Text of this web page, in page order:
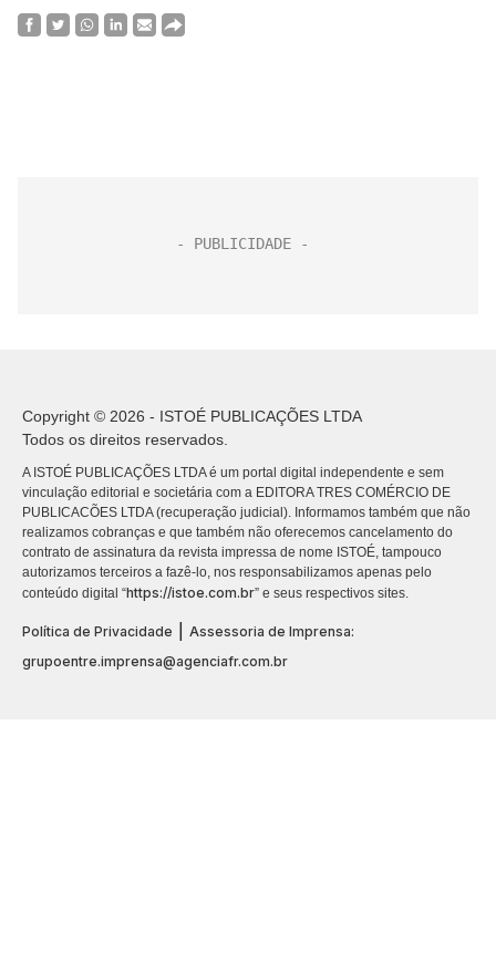
Copyright © 2026 - ISTOÉ PUBLICAÇÕES LTDA
Todos os direitos reservados.
A ISTOÉ PUBLICAÇÕES LTDA é um portal digital independente e sem
vinculação editorial e societária com a EDITORA TRES COMÉRCIO DE
PUBLICACÕES LTDA (recuperação judicial). Informamos também que não
realizamos cobranças e que também não oferecemos cancelamento do
contrato de assinatura da revista impressa de nome ISTOÉ, tampouco
autorizamos terceiros a fazê-lo, nos responsabilizamos apenas pelo
conteúdo digital “https://istoe.com.br” e seus respectivos sites.
Política de Privacidade
Assessoria de Imprensa:
grupoentre.imprensa@agenciafr.com.br